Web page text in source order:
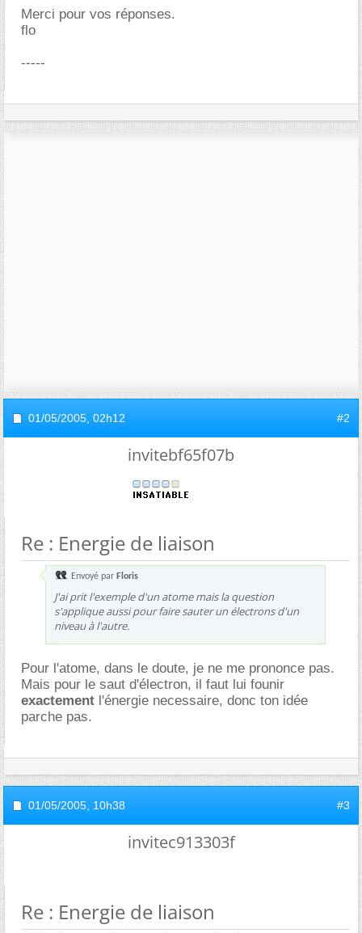
Merci pour vos réponses.
flo
-----
01/05/2005, 02h12 #2
invitebf65f07b
Re : Energie de liaison
Envoyé par Floris
J'ai prit l'exemple d'un atome mais la question
s'applique aussi pour faire sauter un électrons d'un
niveau à l'autre.
Pour l'atome, dans le doute, je ne me prononce pas.
Mais pour le saut d'électron, il faut lui founir
exactement l'énergie necessaire, donc ton idée
parche pas.
01/05/2005, 10h38 #3
invitec913303f
Re : Energie de liaison